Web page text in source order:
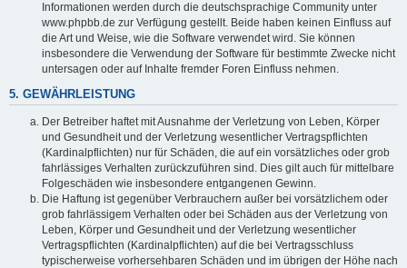
Informationen werden durch die deutschsprachige Community unter
www.phpbb.de zur Verfügung gestellt. Beide haben keinen Einfluss auf
die Art und Weise, wie die Software verwendet wird. Sie können
insbesondere die Verwendung der Software für bestimmte Zwecke nicht
untersagen oder auf Inhalte fremder Foren Einfluss nehmen.
5. GEWÄHRLEISTUNG
Der Betreiber haftet mit Ausnahme der Verletzung von Leben, Körper
und Gesundheit und der Verletzung wesentlicher Vertragspflichten
(Kardinalpflichten) nur für Schäden, die auf ein vorsätzliches oder grob
fahrlässiges Verhalten zurückzuführen sind. Dies gilt auch für mittelbare
Folgeschäden wie insbesondere entgangenen Gewinn.
Die Haftung ist gegenüber Verbrauchern außer bei vorsätzlichem oder
grob fahrlässigem Verhalten oder bei Schäden aus der Verletzung von
Leben, Körper und Gesundheit und der Verletzung wesentlicher
Vertragspflichten (Kardinalpflichten) auf die bei Vertragsschluss
typischerweise vorhersehbaren Schäden und im übrigen der Höhe nach